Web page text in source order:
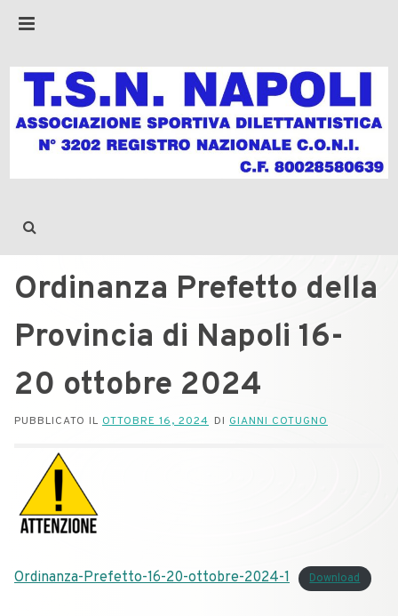
Ordinanza Prefetto della
Provincia di Napoli 16-
20 ottobre 2024
PUBBLICATO IL OTTOBRE 16, 2024 DI GIANNI COTUGNO
Ordinanza-Prefetto-16-20-ottobre-2024-1 Download